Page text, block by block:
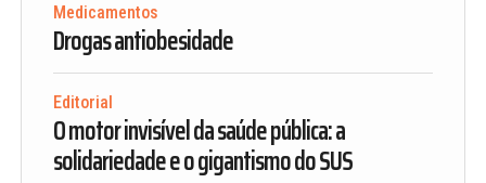
Medicamentos
Drogas antiobesidade
Editorial
O motor invisível da saúde pública: a
solidariedade e o gigantismo do SUS